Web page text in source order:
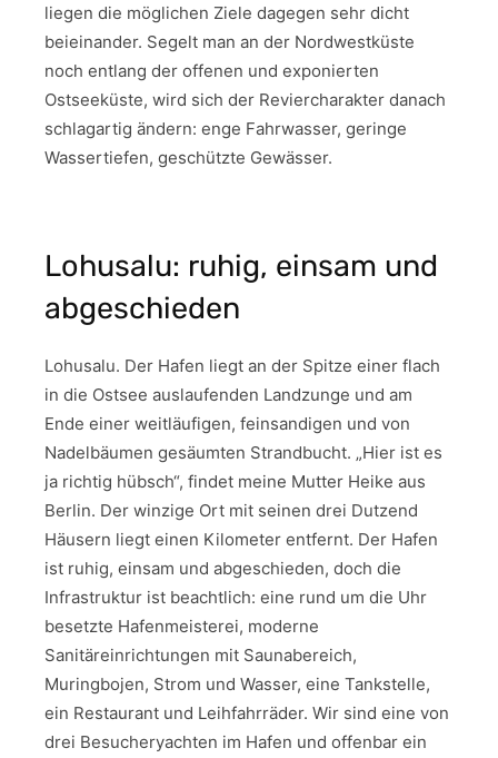
liegen die möglichen Ziele dagegen sehr dicht
beieinander. Segelt man an der Nordwestküste
noch entlang der offenen und exponierten
Ostseeküste, wird sich der Reviercharakter danach
schlagartig ändern: enge Fahrwasser, geringe
Wassertiefen, geschützte Gewässer.
Lohusalu: ruhig, einsam und
abgeschieden
Lohusalu. Der Hafen liegt an der Spitze einer flach
in die Ostsee auslaufenden Landzunge und am
Ende einer weitläufigen, feinsandigen und von
Nadelbäumen gesäumten Strandbucht. „Hier ist es
ja richtig hübsch“, findet meine Mutter Heike aus
Berlin. Der winzige Ort mit seinen drei Dutzend
Häusern liegt einen Kilometer entfernt. Der Hafen
ist ruhig, einsam und abgeschieden, doch die
Infrastruktur ist beachtlich: eine rund um die Uhr
besetzte Hafenmeisterei, moderne
Sanitäreinrichtungen mit Saunabereich,
Muringbojen, Strom und Wasser, eine Tankstelle,
ein Restaurant und Leihfahrräder. Wir sind eine von
drei Besucheryachten im Hafen und offenbar ein